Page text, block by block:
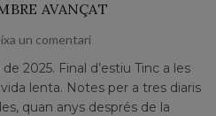
AVANÇAT
un comentari
2025. Final d’estiu Tinc a les
lenta. Notes per a tres diaris
quan anys després de la